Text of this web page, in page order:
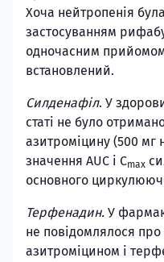
Хоча нейтропенія
застосуванням
одночасним
встановлений.
Силденафіл. У
статі не було
азитроміцину (500 мг
значення AUC і Cmax
основного
Терфенадин. У
не повідомлялося
азитроміцином і